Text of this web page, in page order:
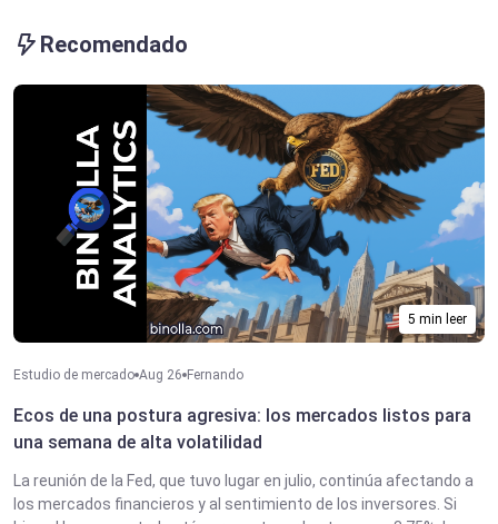
Recomendado
5 min leer
Estudio de mercado Aug 26 Fernando
Ecos de una postura agresiva: los mercados listos para
una semana de alta volatilidad
La reunión de la Fed, que tuvo lugar en julio, continúa afectando a
los mercados financieros y al sentimiento de los inversores. Si